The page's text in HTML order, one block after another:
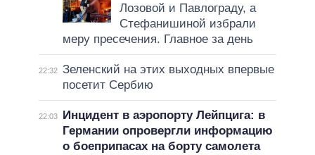
Лозовой и Павлограду, а
Стефанишиной избрали
меру пресечения. Главное за день
22:32 Зеленский на этих выходных впервые
посетит Сербию
22:03
Инцидент в аэропорту Лейпцига: в
Германии опровергли информацию
о боеприпасах на борту самолета